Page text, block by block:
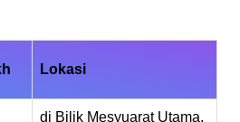
Lokasi
di Bilik Mesyuarat Utama,